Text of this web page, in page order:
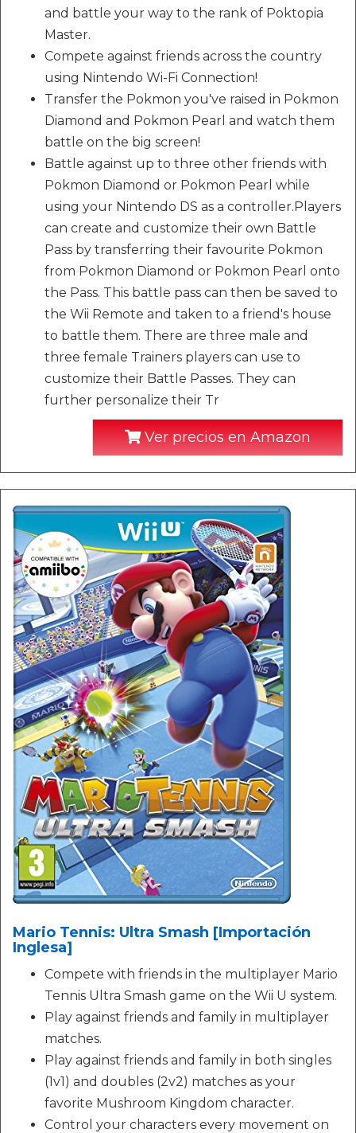
and battle your way to the rank of Poktopia
Master.
Compete against friends across the country
using Nintendo Wi-Fi Connection!
Transfer the Pokmon you've raised in Pokmon
Diamond and Pokmon Pearl and watch them
battle on the big screen!
Battle against up to three other friends with
Pokmon Diamond or Pokmon Pearl while
using your Nintendo DS as a controller.Players
can create and customize their own Battle
Pass by transferring their favourite Pokmon
from Pokmon Diamond or Pokmon Pearl onto
the Pass. This battle pass can then be saved to
the Wii Remote and taken to a friend's house
to battle them. There are three male and
three female Trainers players can use to
customize their Battle Passes. They can
further personalize their Tr
Ver precios en Amazon
Mario Tennis: Ultra Smash [Importación
Inglesa]
Compete with friends in the multiplayer Mario
Tennis Ultra Smash game on the Wii U system.
Play against friends and family in multiplayer
matches.
Play against friends and family in both singles
(1v1) and doubles (2v2) matches as your
favorite Mushroom Kingdom character.
Control your characters every movement on